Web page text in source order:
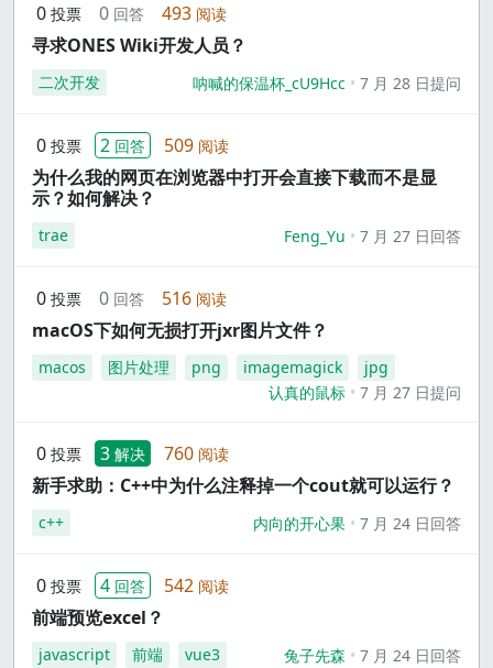
0 投票 0 回答 493 阅读
寻求ONES Wiki开发人员？
二次开发 呐喊的保温杯_cU9Hcc 7 月 28 日提问
0 投票 2 回答 509 阅读
为什么我的网页在浏览器中打开会直接下载而不是显
示？如何解决？
trae Feng_Yu 7 月 27 日回答
0 投票 0 回答 516 阅读
macOS下如何无损打开jxr图片文件？
macos 图片处理 png imagemagick
jpg
认真的鼠标
7 月 27 日提问
0 投票 3 解决 760 阅读
新手求助：C++中为什么注释掉一个cout就可以运行？
c++ 内向的开心果 7 月 24 日回答
0 投票 4 回答 542 阅读
前端预览excel？
javascript 前端 vue3 兔子先森 7 月 24 日回答